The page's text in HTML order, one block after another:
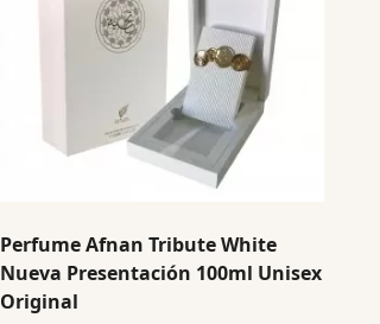
Perfume Afnan Tribute White
Nueva Presentación 100ml Unisex
Original